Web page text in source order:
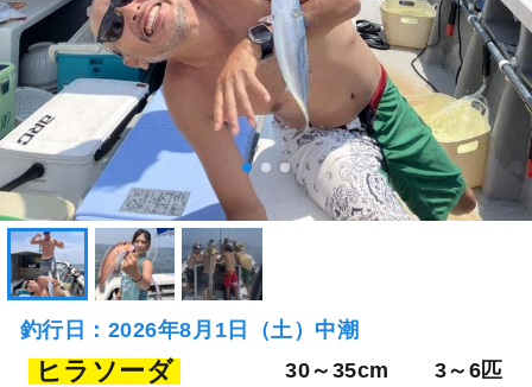
釣行日：2026年8月1日（土）中潮
ヒラソーダ 30～35cm 3～6匹